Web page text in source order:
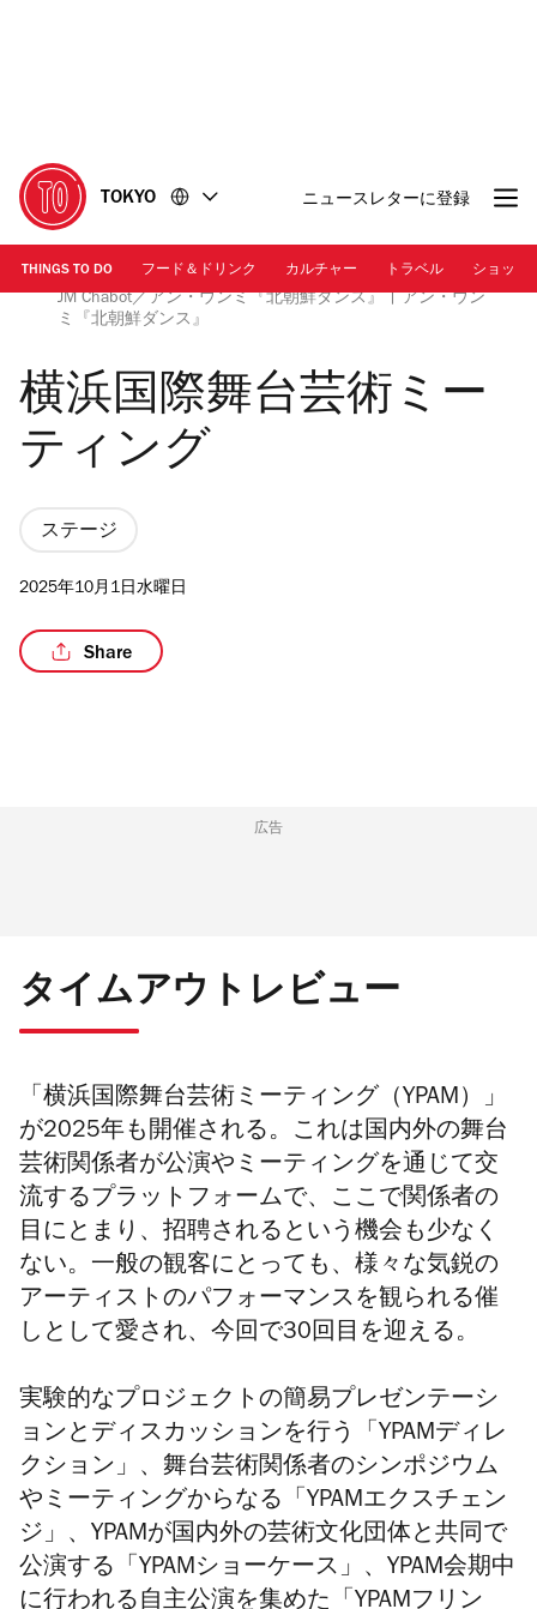
に
移
動
移
動
TOKYO ニュースレターに登録
THINGS TO DO フード＆ドリンク カルチャー トラベル ショッピ
画像提供：横浜国際舞台芸術ミーティング2025／Photo:
JM Chabot／アン・ウンミ『北朝鮮ダンス』 | アン・ウン
ミ『北朝鮮ダンス』
横浜国際舞台芸術ミー
ティング
ステージ
2025年10月1日水曜日
Share
広告
タイムアウトレビュー
「横浜国際舞台芸術ミーティング（YPAM）」
が2025年も開催される。これは国内外の舞台
芸術関係者が公演やミーティングを通じて交
流するプラットフォームで、ここで関係者の
目にとまり、招聘されるという機会も少なく
ない。一般の観客にとっても、様々な気鋭の
アーティストのパフォーマンスを観られる催
しとして愛され、今回で30回目を迎える。
実験的なプロジェクトの簡易プレゼンテーシ
ョンとディスカッションを行う「YPAMディレ
クション」、舞台芸術関係者のシンポジウム
やミーティングからなる「YPAMエクスチェン
ジ」、YPAMが国内外の芸術文化団体と共同で
公演する「YPAMショーケース」、YPAM会期中
に行われる自主公演を集めた「YPAMフリン